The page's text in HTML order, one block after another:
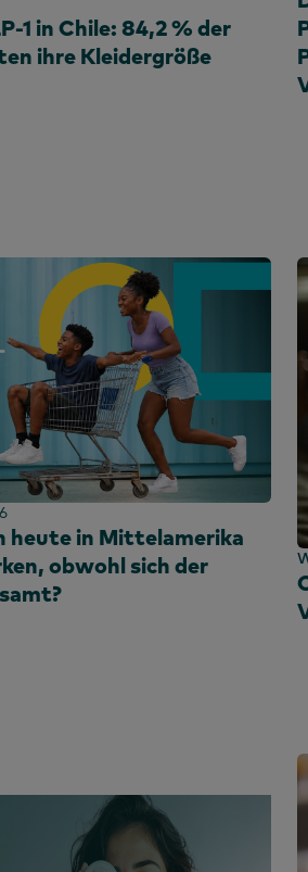
1 in Chile: 84,2 % der
ihre Kleidergröße
heute in Mittelamerika
obwohl sich der